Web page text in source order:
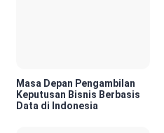
Masa Depan Pengambilan
Keputusan Bisnis Berbasis
Data di Indonesia